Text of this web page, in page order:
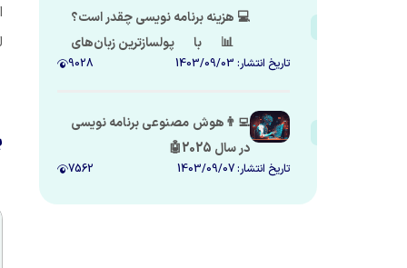
💻 هزینه برنامه نویسی چقدر است؟
📊 با پولسازترین زبان‌های
برنامه‌نویسی شروع کن 🚀📈تاریخ انتشار: 1403/09/03
9028
👨‍💻هوش مصنوعی برنامه نویسی
در سال 2025🤖
تاریخ انتشار:1403/09/07
7562